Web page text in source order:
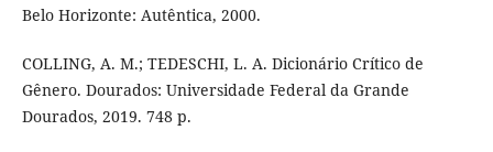
Belo Horizonte: Autêntica, 2000.
COLLING, A. M.; TEDESCHI, L. A. Dicionário Crítico de
Gênero. Dourados: Universidade Federal da Grande
Dourados, 2019. 748 p.